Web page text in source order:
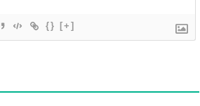
{} [+]